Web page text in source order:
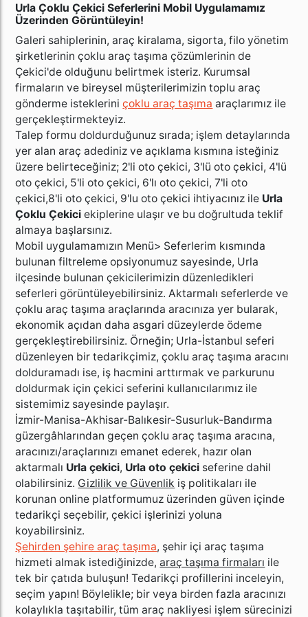
Urla Çoklu Çekici Seferlerini Mobil Uygulamamız
Üzerinden Görüntüleyin!
Galeri sahiplerinin, araç kiralama, sigorta, filo yönetim
şirketlerinin çoklu araç taşıma çözümlerinin de
Çekici'de olduğunu belirtmek isteriz. Kurumsal
firmaların ve bireysel müşterilerimizin toplu araç
gönderme istekleriniçoklu araç taşıma araçlarımız ile
gerçekleştirmekteyiz.
Talep formu doldurduğunuz sırada; işlem detaylarında
yer alan araç adediniz ve açıklama kısmına isteğiniz
üzere belirteceğiniz; 2'li oto çekici, 3'lü oto çekici, 4'lü
oto çekici, 5'li oto çekici, 6'lı oto çekici, 7'li oto
çekici,8'li oto çekici, 9'lu oto çekici ihtiyacınız ile Urla
Çoklu Çekici ekiplerine ulaşır ve bu doğrultuda teklif
almaya başlarsınız.
Mobil uygulamamızın Menü> Seferlerim kısmında
bulunan filtreleme opsiyonumuz sayesinde, Urla
ilçesinde bulunan çekicilerimizin düzenledikleri
seferleri görüntüleyebilirsiniz. Aktarmalı seferlerde ve
çoklu araç taşıma araçlarında aracınıza yer bularak,
ekonomik açıdan daha asgari düzeylerde ödeme
gerçekleştirebilirsiniz. Örneğin; Urla-İstanbul seferi
düzenleyen bir tedarikçimiz, çoklu araç taşıma aracını
dolduramadı ise, iş hacmini arttırmak ve parkurunu
doldurmak için çekici seferini kullanıcılarımız ile
sistemimiz sayesinde paylaşır.
İzmir-Manisa-Akhisar-Balıkesir-Susurluk-Bandırma
güzergâhlarından geçen çoklu araç taşıma aracına,
aracınızı/araçlarınızı emanet ederek, hazır olan
aktarmalı Urla çekici, Urla oto çekici seferine dahil
olabilirsiniz. Gizlilik ve Güvenlik iş politikaları ile
korunan online platformumuz üzerinden güven içinde
tedarikçi seçebilir, çekici işlerinizi yoluna
koyabilirsiniz.
Şehirden şehire araç taşıma, şehir içi araç taşıma
hizmeti almak istediğinizde,araç taşıma firmaları ile
tek bir çatıda buluşun! Tedarikçi profillerini inceleyin,
seçim yapın! Böylelikle; bir veya birden fazla aracınızı
kolaylıkla taşıtabilir, tüm araç nakliyesi işlem sürecinizi